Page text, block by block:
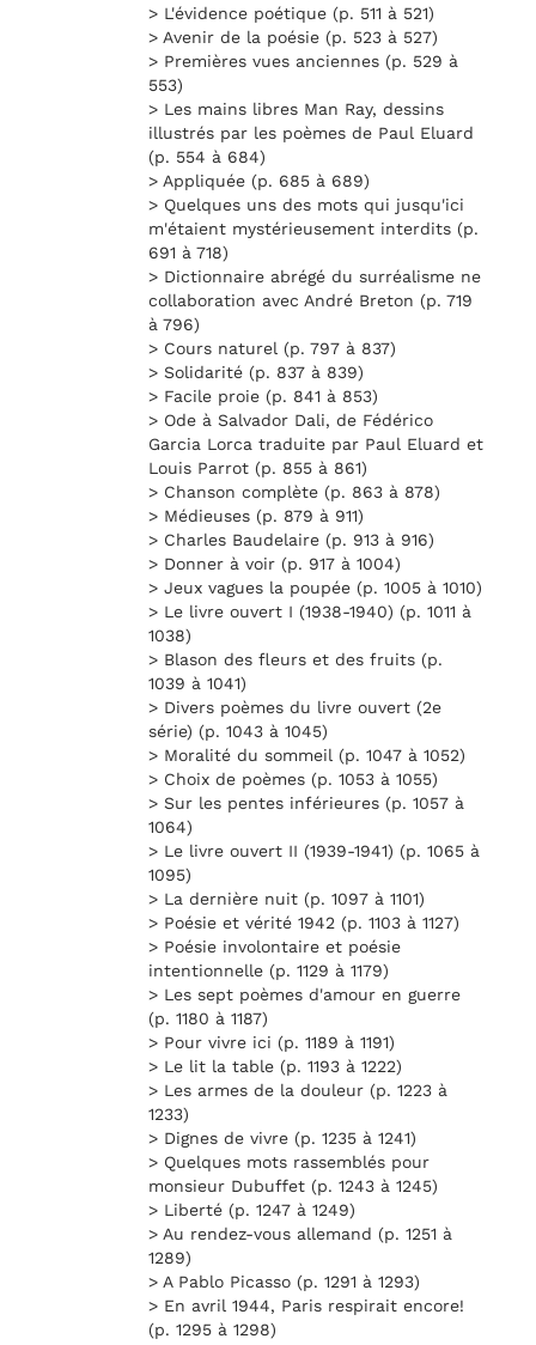
> L'évidence poétique (p. 511 à 521)
> Avenir de la poésie (p. 523 à 527)
> Premières vues anciennes (p. 529 à
553)
> Les mains libres Man Ray, dessins
illustrés par les poèmes de Paul Eluard
(p. 554 à 684)
> Appliquée (p. 685 à 689)
> Quelques uns des mots qui jusqu'ici
m'étaient mystérieusement interdits (p.
691 à 718)
> Dictionnaire abrégé du surréalisme ne
collaboration avec André Breton (p. 719
à 796)
> Cours naturel (p. 797 à 837)
> Solidarité (p. 837 à 839)
> Facile proie (p. 841 à 853)
> Ode à Salvador Dali, de Fédérico
Garcia Lorca traduite par Paul Eluard et
Louis Parrot (p. 855 à 861)
> Chanson complète (p. 863 à 878)
> Médieuses (p. 879 à 911)
> Charles Baudelaire (p. 913 à 916)
> Donner à voir (p. 917 à 1004)
> Jeux vagues la poupée (p. 1005 à 1010)
> Le livre ouvert I (1938-1940) (p. 1011 à
1038)
> Blason des fleurs et des fruits (p.
1039 à 1041)
> Divers poèmes du livre ouvert (2e
série) (p. 1043 à 1045)
> Moralité du sommeil (p. 1047 à 1052)
> Choix de poèmes (p. 1053 à 1055)
> Sur les pentes inférieures (p. 1057 à
1064)
> Le livre ouvert II (1939-1941) (p. 1065 à
1095)
> La dernière nuit (p. 1097 à 1101)
> Poésie et vérité 1942 (p. 1103 à 1127)
> Poésie involontaire et poésie
intentionnelle (p. 1129 à 1179)
> Les sept poèmes d'amour en guerre
(p. 1180 à 1187)
> Pour vivre ici (p. 1189 à 1191)
> Le lit la table (p. 1193 à 1222)
> Les armes de la douleur (p. 1223 à
1233)
> Dignes de vivre (p. 1235 à 1241)
> Quelques mots rassemblés pour
monsieur Dubuffet (p. 1243 à 1245)
> Liberté (p. 1247 à 1249)
> Au rendez-vous allemand (p. 1251 à
1289)
> A Pablo Picasso (p. 1291 à 1293)
> En avril 1944, Paris respirait encore!
(p. 1295 à 1298)